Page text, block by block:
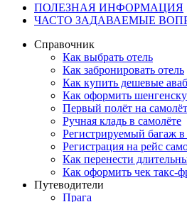
ПОЛЕЗНАЯ ИНФОРМАЦИЯ
ЧАСТО ЗАДАВАЕМЫЕ
Справочник
Как выбрать отель
Как забронировать отель
Как купить дешевые
Как оформить
Первый полёт на
Ручная кладь в самолёте
Регистрируемый багаж в
Регистрация на рейс
Как перенести
Как оформить чек такс-
Путеводители
Прага